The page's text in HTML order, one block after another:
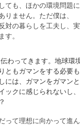
ても、ほかの環境問題に
りません。ただ僕は、
対の暮らしを工夫し、実
す。
わってきます。地球環
ともガマンをする必要も
には、ガマンをガマンと
ックに感じられないし、
って理想に向かって進